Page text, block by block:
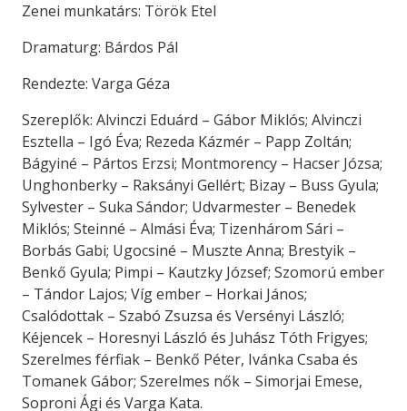
Zenei munkatárs: Török Etel
Dramaturg: Bárdos Pál
Rendezte: Varga Géza
Szereplők: Alvinczi Eduárd – Gábor Miklós; Alvinczi
Esztella – Igó Éva; Rezeda Kázmér – Papp Zoltán;
Bágyiné – Pártos Erzsi; Montmorency – Hacser Józsa;
Unghonberky – Raksányi Gellért; Bizay – Buss Gyula;
Sylvester – Suka Sándor; Udvarmester – Benedek
Miklós; Steinné – Almási Éva; Tizenhárom Sári –
Borbás Gabi; Ugocsiné – Muszte Anna; Brestyik –
Benkő Gyula; Pimpi – Kautzky József; Szomorú ember
– Tándor Lajos; Víg ember – Horkai János;
Csalódottak – Szabó Zsuzsa és Versényi László;
Kéjencek – Horesnyi László és Juhász Tóth Frigyes;
Szerelmes férfiak – Benkő Péter, Ivánka Csaba és
Tomanek Gábor; Szerelmes nők – Simorjai Emese,
Soproni Ági és Varga Kata.